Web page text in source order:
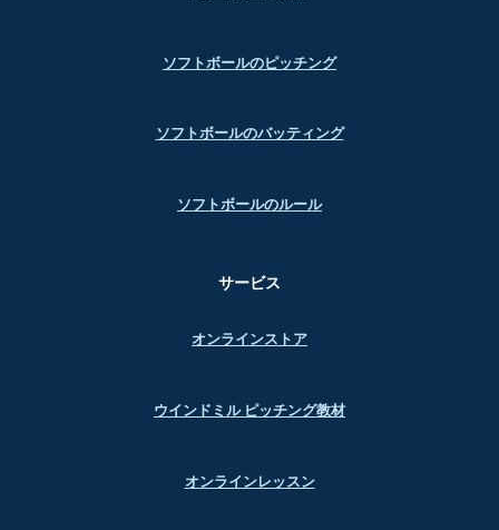
ソフトボールのピッチング
ソフトボールのバッティング
ソフトボールのルール
サービス
オンラインストア
ウインドミル ピッチング教材
オンラインレッスン